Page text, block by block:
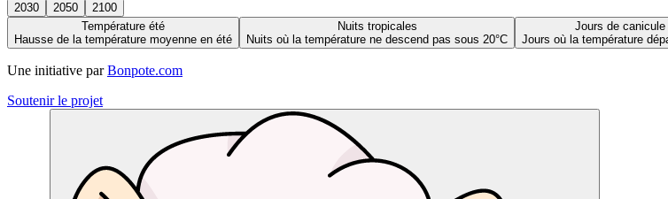
2030 2050
2100
Température été
Hausse de la température moyenne en été
Nuits tropicales
Nuits où la température ne descend pas sous 20°C
Jours de canicule
Jours où la température
Une initiative par Bonpote.com
Soutenir le projet